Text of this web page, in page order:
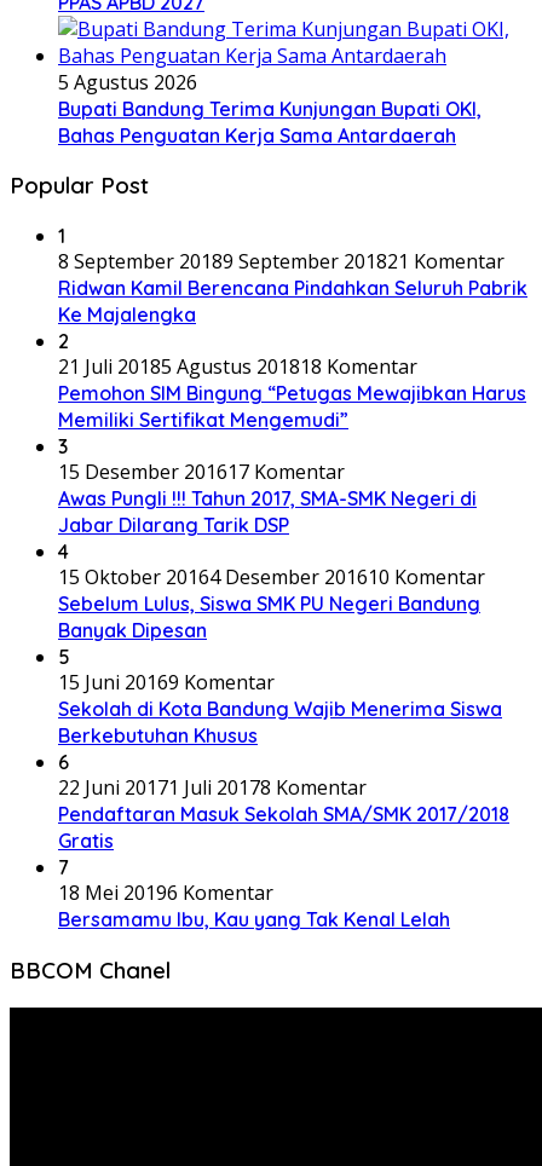
5 Agustus 2026
Bupati Bandung Terima Kunjungan Bupati OKI,
Bahas Penguatan Kerja Sama Antardaerah
Popular Post
1
8 September 20189 September 201821 Komentar
Ridwan Kamil Berencana Pindahkan Seluruh Pabrik
Ke Majalengka
2
21 Juli 20185 Agustus 201818 Komentar
Pemohon SIM Bingung “Petugas Mewajibkan Harus
Memiliki Sertifikat Mengemudi”
3
15 Desember 201617 Komentar
Awas Pungli !!! Tahun 2017, SMA-SMK Negeri di
Jabar Dilarang Tarik DSP
4
15 Oktober 20164 Desember 201610 Komentar
Sebelum Lulus, Siswa SMK PU Negeri Bandung
Banyak Dipesan
5
15 Juni 20169 Komentar
Sekolah di Kota Bandung Wajib Menerima Siswa
Berkebutuhan Khusus
6
22 Juni 20171 Juli 20178 Komentar
Pendaftaran Masuk Sekolah SMA/SMK 2017/2018
Gratis
7
18 Mei 20196 Komentar
Bersamamu Ibu, Kau yang Tak Kenal Lelah
BBCOM Chanel